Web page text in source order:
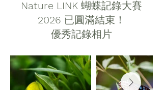
Nature LINK 蝴蝶記錄大賽
2026 已圓滿結束！
​優秀記錄相片